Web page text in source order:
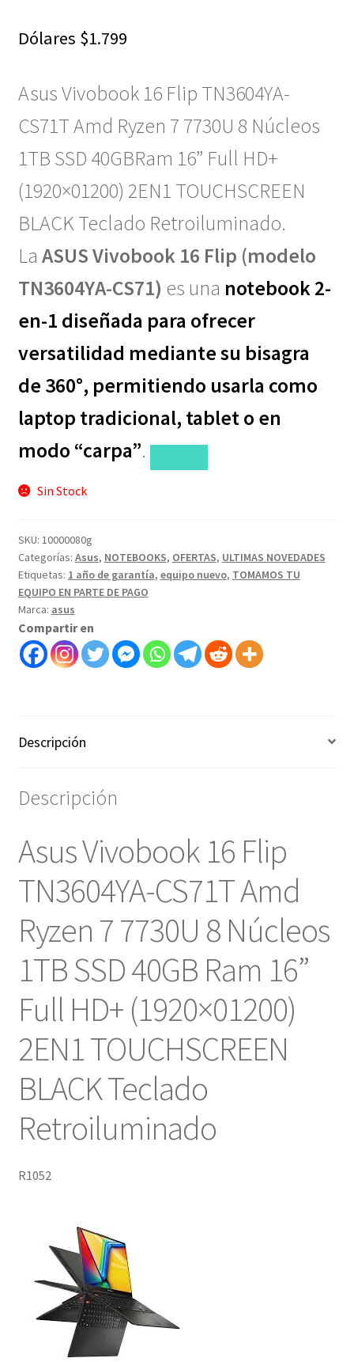
Dólares $1.799
Asus Vivobook 16 Flip TN3604YA-
CS71T Amd Ryzen 7 7730U 8 Núcleos
1TB SSD 40GBRam 16” Full HD+
(1920×01200) 2EN1 TOUCHSCREEN
BLACK Teclado Retroiluminado.
La ASUS Vivobook 16 Flip (modelo
TN3604YA-CS71) es una notebook 2-
en-1 diseñada para ofrecer
versatilidad mediante su bisagra
de 360°, permitiendo usarla como
laptop tradicional, tablet o en
modo “carpa”.
Sin Stock
SKU: 10000080g
Categorías: Asus, NOTEBOOKS, OFERTAS, ULTIMAS NOVEDADES
Etiquetas: 1 año de garantía, equipo nuevo, TOMAMOS TU
EQUIPO EN PARTE DE PAGO
Marca: asus
Compartir en
Descripción
Descripción
Asus Vivobook 16 Flip
TN3604YA-CS71T Amd
Ryzen 7 7730U 8 Núcleos
1TB SSD 40GB Ram 16”
Full HD+ (1920×01200)
2EN1 TOUCHSCREEN
BLACK Teclado
Retroiluminado
R1052